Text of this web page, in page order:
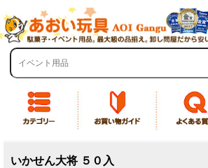
いかせん大将 ５０入